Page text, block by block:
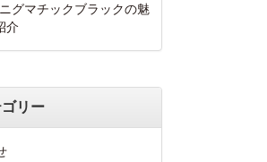
グマチックブラックの魅
介
ゴリー